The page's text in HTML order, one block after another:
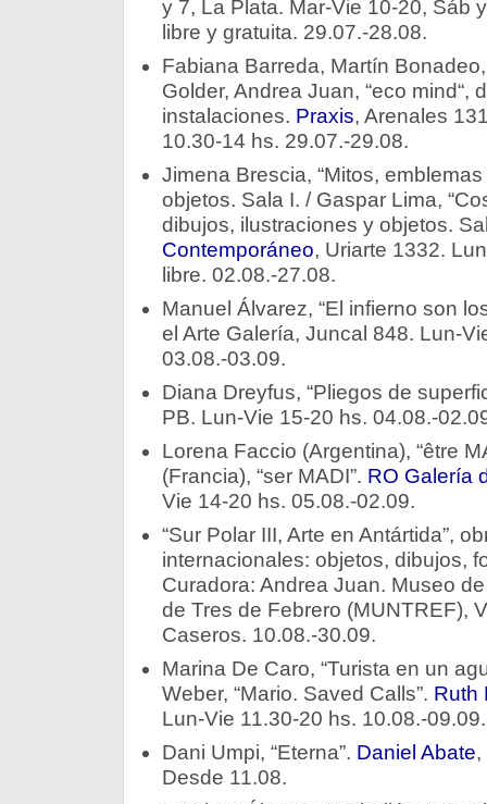
y 7, La Plata. Mar-Vie 10-20, Sáb
libre y gratuita. 29.07.-28.08.
Fabiana Barreda, Martín
Golder, Andrea Juan, “eco mind“,
instalaciones. Praxis, Arenales
10.30-14 hs. 29.07.-29.08.
Jimena Brescia, “Mitos,
objetos. Sala I. / Gaspar Lima,
dibujos, ilustraciones y objetos.
Contemporáneo, Uriarte 1332.
libre. 02.08.-27.08.
Manuel Álvarez, “El infierno son
el Arte Galería, Juncal 848. Lun-
03.08.-03.09.
Diana Dreyfus, “Pliegos de
PB. Lun-Vie 15-20 hs. 04.08.-
Lorena Faccio (Argentina), “être
(Francia), “ser MADI”. RO Galería
Vie 14-20 hs. 05.08.-02.09.
“Sur Polar III, Arte en Antártida”,
internacionales: objetos, dibujos,
Curadora: Andrea Juan. Museo
de Tres de Febrero (MUNTREF),
Caseros. 10.08.-30.09.
Marina De Caro, “Turista en un
Weber, “Mario. Saved Calls”. Ruth
Lun-Vie 11.30-20 hs. 10.08.-09.09.
Dani Umpi, “Eterna”. Daniel Abate,
Desde 11.08.